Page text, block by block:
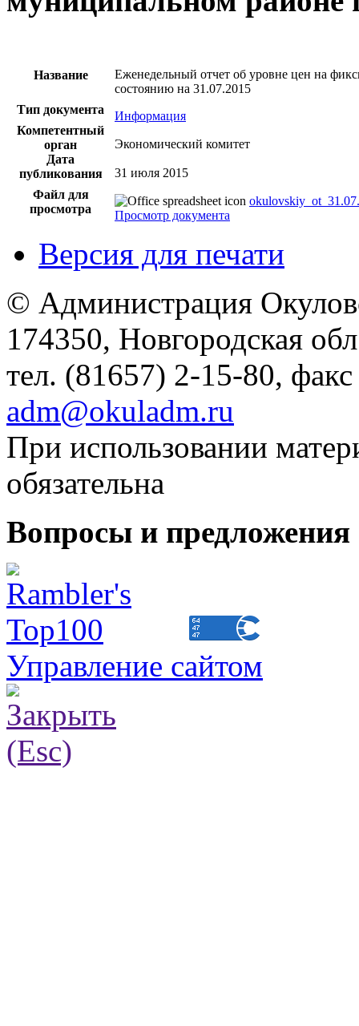
Название
Еженедельный отчет об уровне цен на
состоянию на 31.07.2015
Тип документа
Информация
Компетентный
орган
Экономический комитет
Дата
публикования
31 июля 2015
Файл для
просмотра
Просмотр документа
Версия для печати
© Администрация
174350, Новгородская
тел. (81657) 2-15-80,
adm@okuladm.ru
При использовании
обязательна
Вопросы и
Управление сайтом